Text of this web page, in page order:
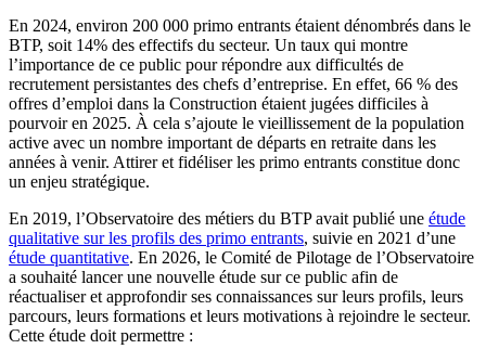
En 2024, environ 200 000 primo entrants étaient dénombrés dans le
BTP, soit 14% des effectifs du secteur. Un taux qui montre
l’importance de ce public pour répondre aux difficultés de
recrutement persistantes des chefs d’entreprise. En effet, 66 % des
offres d’emploi dans la Construction étaient jugées difficiles à
pourvoir en 2025. À cela s’ajoute le vieillissement de la population
active avec un nombre important de départs en retraite dans les
années à venir. Attirer et fidéliser les primo entrants constitue donc
un enjeu stratégique.
En 2019, l’Observatoire des métiers du BTP avait publié une étude
qualitative sur les profils des primo entrants, suivie en 2021 d’une
étude quantitative. En 2026, le Comité de Pilotage de l’Observatoire
a souhaité lancer une nouvelle étude sur ce public afin de
réactualiser et approfondir ses connaissances sur leurs profils, leurs
parcours, leurs formations et leurs motivations à rejoindre le secteur.
Cette étude doit permettre :